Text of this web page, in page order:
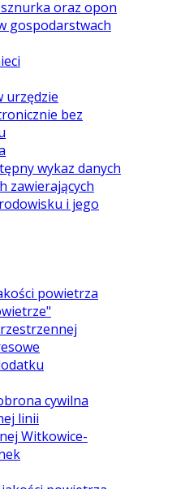
oraz opon
gospodarstwach
urzędzie
bez
wykaz danych
zawierających
i jego
powietrza
cywilna
linii
Witkowice-